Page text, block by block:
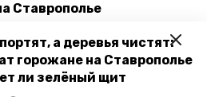
а деревья чистят:
горожане на Ставрополье
ли зелёный щит
Ставрополье
в краже бензопилы и
округе
подозревается в краже